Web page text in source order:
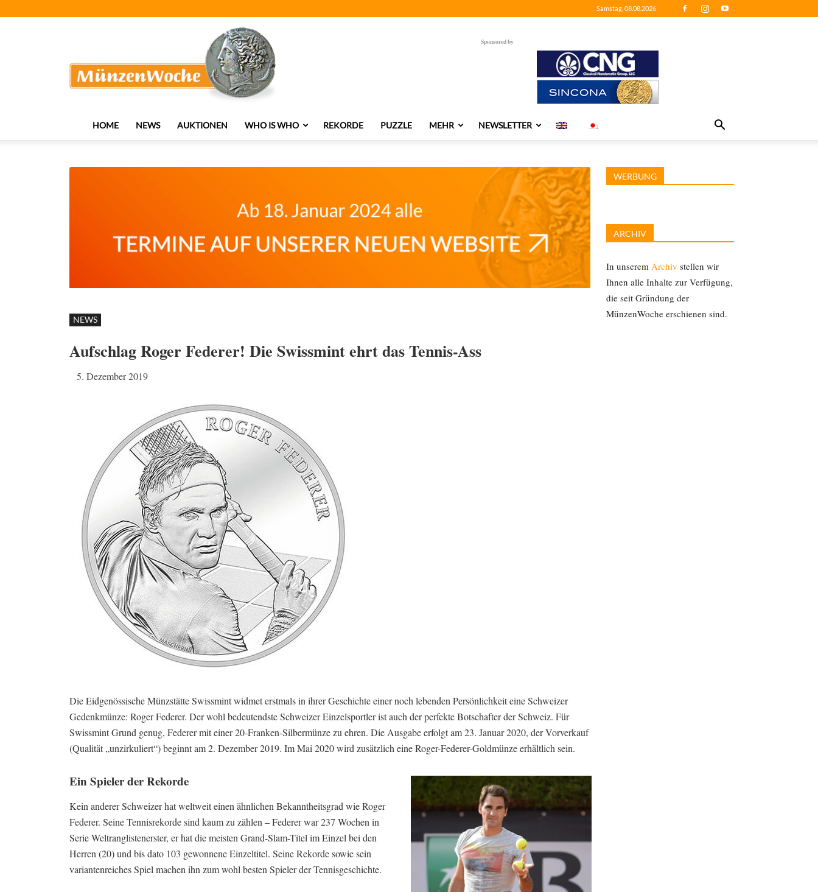
Samstag, 08.08.2026
Sponsored by
HOME NEWS AUKTIONEN WHO IS WHO REKORDE PUZZLE MEHR NEWSLETTER
NEWS
Aufschlag Roger Federer! Die Swissmint ehrt das Tennis-Ass
5. Dezember 2019
Die Eidgenössische Münzstätte Swissmint widmet erstmals in ihrer Geschichte einer noch lebenden Persönlichkeit eine Schweizer
Gedenkmünze: Roger Federer. Der wohl bedeutendste Schweizer Einzelsportler ist auch der perfekte Botschafter der Schweiz. Für
Swissmint Grund genug, Federer mit einer 20-Franken-Silbermünze zu ehren. Die Ausgabe erfolgt am 23. Januar 2020, der Vorverkauf
(Qualität „unzirkuliert“) beginnt am 2. Dezember 2019. Im Mai 2020 wird zusätzlich eine Roger-Federer-Goldmünze erhältlich sein.
Ein Spieler der Rekorde
Kein anderer Schweizer hat weltweit einen ähnlichen Bekanntheitsgrad wie Roger
Federer. Seine Tennisrekorde sind kaum zu zählen – Federer war 237 Wochen in
Serie Weltranglistenerster, er hat die meisten Grand-Slam-Titel im Einzel bei den
Herren (20) und bis dato 103 gewonnene Einzeltitel. Seine Rekorde sowie sein
variantenreiches Spiel machen ihn zum wohl besten Spieler der Tennisgeschichte.
WERBUNG
ARCHIV
In unserem Archiv stellen wir
Ihnen alle Inhalte zur Verfügung,
die seit Gründung der
MünzenWoche erschienen sind.